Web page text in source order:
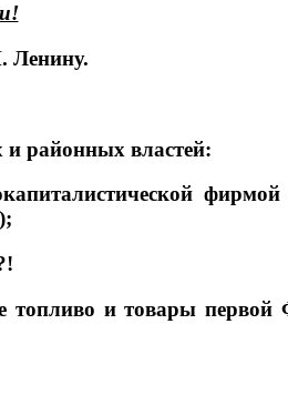
Ленину.
и районных властей:
топливо и товары